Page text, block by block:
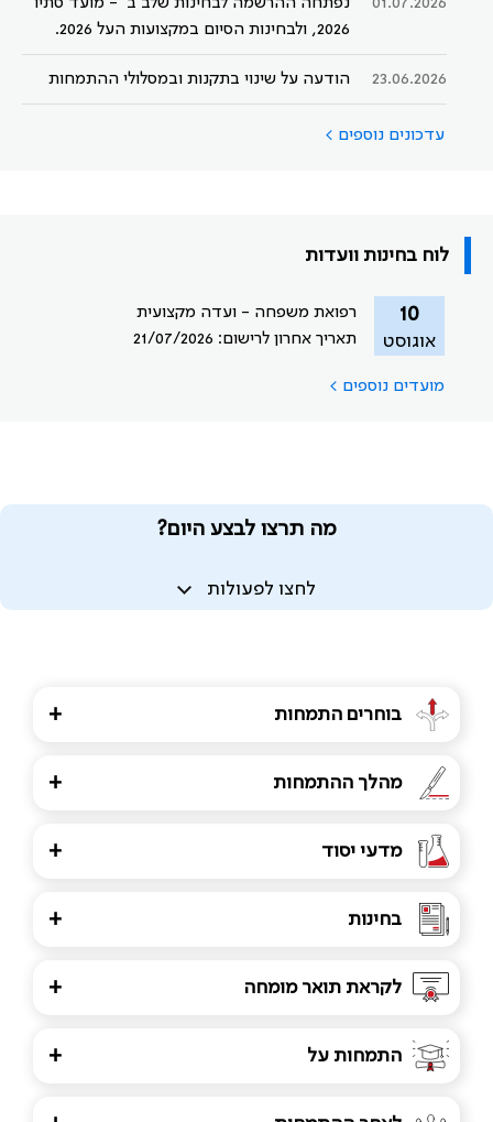
2026, ולבחינות הסיום במקצועות העל 2026.
23.06.2026 הודעה על שינוי בתקנות ובמסלולי ההתמחות
עדכונים נוספים >
לוח בחינות וועדות
10
אוגוסט
רפואת משפחה - ועדה מקצועית
תאריך אחרון לרישום: 21/07/2026
מועדים נוספים >
מה תרצו לבצע היום?
לחצו לפעולות
+ בוחרים התמחות
+ מהלך ההתמחות
+ מדעי יסוד
+ בחינות
+ לקראת תואר מומחה
+ התמחות על